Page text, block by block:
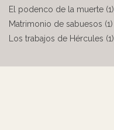
El podenco de la muerte (1)
Matrimonio de sabuesos (1)
Los trabajos de Hércules (1)